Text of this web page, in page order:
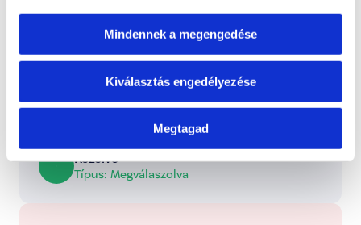
Mindennek a megengedése
Kiválasztás engedélyezése
Megtagad
2026. június 24., szerda
Folyamatban
Dolgozunk a probléma megoldásán
Kezelve
Típus: Megválaszolva